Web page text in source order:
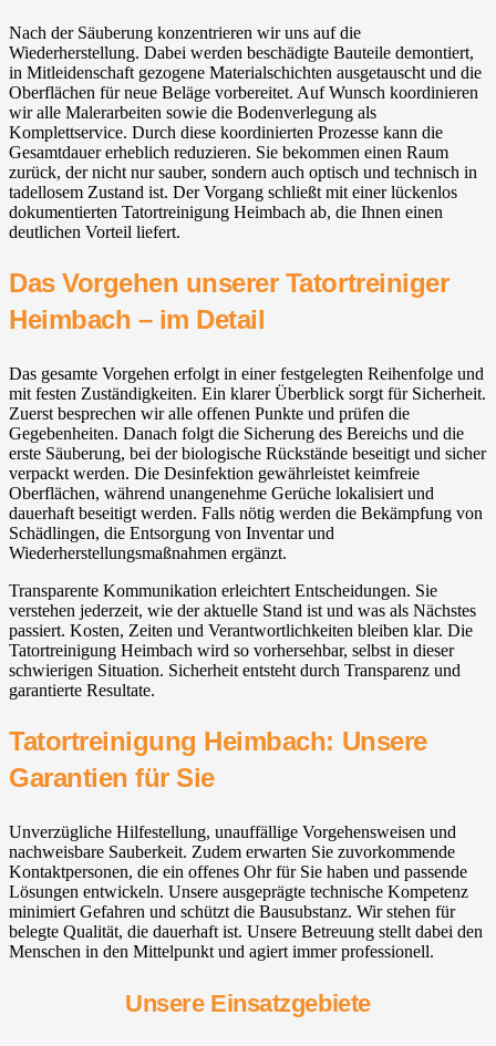
Nach der Säuberung konzentrieren wir uns auf die
Wiederherstellung. Dabei werden beschädigte Bauteile demontiert,
in Mitleidenschaft gezogene Materialschichten ausgetauscht und die
Oberflächen für neue Beläge vorbereitet. Auf Wunsch koordinieren
wir alle Malerarbeiten sowie die Bodenverlegung als
Komplettservice. Durch diese koordinierten Prozesse kann die
Gesamtdauer erheblich reduzieren. Sie bekommen einen Raum
zurück, der nicht nur sauber, sondern auch optisch und technisch in
tadellosem Zustand ist. Der Vorgang schließt mit einer lückenlos
dokumentierten Tatortreinigung Heimbach ab, die Ihnen einen
deutlichen Vorteil liefert.
Das Vorgehen unserer Tatortreiniger
Heimbach – im Detail
Das gesamte Vorgehen erfolgt in einer festgelegten Reihenfolge und
mit festen Zuständigkeiten. Ein klarer Überblick sorgt für Sicherheit.
Zuerst besprechen wir alle offenen Punkte und prüfen die
Gegebenheiten. Danach folgt die Sicherung des Bereichs und die
erste Säuberung, bei der biologische Rückstände beseitigt und sicher
verpackt werden. Die Desinfektion gewährleistet keimfreie
Oberflächen, während unangenehme Gerüche lokalisiert und
dauerhaft beseitigt werden. Falls nötig werden die Bekämpfung von
Schädlingen, die Entsorgung von Inventar und
Wiederherstellungsmaßnahmen ergänzt.
Transparente Kommunikation erleichtert Entscheidungen. Sie
verstehen jederzeit, wie der aktuelle Stand ist und was als Nächstes
passiert. Kosten, Zeiten und Verantwortlichkeiten bleiben klar. Die
Tatortreinigung Heimbach wird so vorhersehbar, selbst in dieser
schwierigen Situation. Sicherheit entsteht durch Transparenz und
garantierte Resultate.
Tatortreinigung Heimbach: Unsere
Garantien für Sie
Unverzügliche Hilfestellung, unauffällige Vorgehensweisen und
nachweisbare Sauberkeit. Zudem erwarten Sie zuvorkommende
Kontaktpersonen, die ein offenes Ohr für Sie haben und passende
Lösungen entwickeln. Unsere ausgeprägte technische Kompetenz
minimiert Gefahren und schützt die Bausubstanz. Wir stehen für
belegte Qualität, die dauerhaft ist. Unsere Betreuung stellt dabei den
Menschen in den Mittelpunkt und agiert immer professionell.
Unsere Einsatzgebiete